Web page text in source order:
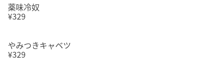
薬味冷奴
¥329
やみつきキャベツ
¥329